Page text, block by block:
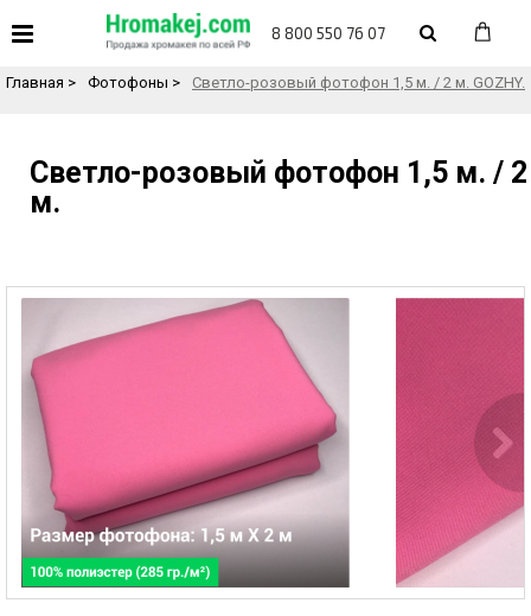
8 800 550 76 07
Назад в каталог товаров
Главная > Фотофоны > Светло-розовый фотофон 1,5 м. / 2 м. GOZHY.
Светло-розовый фотофон 1,5 м. / 2
м.